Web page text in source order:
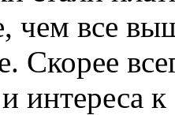
чем все
Скорее
интереса к